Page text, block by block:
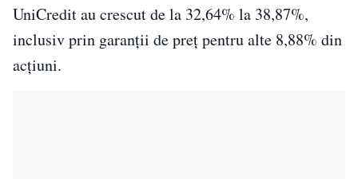
UniCredit au crescut de la 32,64% la 38,87%,
inclusiv prin garanții de preț pentru alte 8,88% din
acțiuni.